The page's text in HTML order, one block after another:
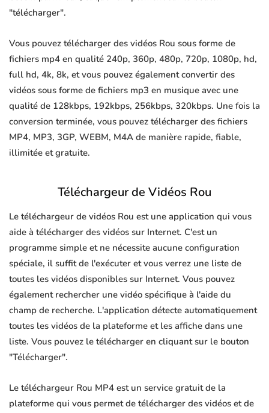
"télécharger".
Vous pouvez télécharger des vidéos Rou sous forme de
fichiers mp4 en qualité 240p, 360p, 480p, 720p, 1080p, hd,
full hd, 4k, 8k, et vous pouvez également convertir des
vidéos sous forme de fichiers mp3 en musique avec une
qualité de 128kbps, 192kbps, 256kbps, 320kbps. Une fois la
conversion terminée, vous pouvez télécharger des fichiers
MP4, MP3, 3GP, WEBM, M4A de manière rapide, fiable,
illimitée et gratuite.
Téléchargeur de Vidéos Rou
Le téléchargeur de vidéos Rou est une application qui vous
aide à télécharger des vidéos sur Internet. C'est un
programme simple et ne nécessite aucune configuration
spéciale, il suffit de l'exécuter et vous verrez une liste de
toutes les vidéos disponibles sur Internet. Vous pouvez
également rechercher une vidéo spécifique à l'aide du
champ de recherche. L'application détecte automatiquement
toutes les vidéos de la plateforme et les affiche dans une
liste. Vous pouvez le télécharger en cliquant sur le bouton
"Télécharger".
Le téléchargeur Rou MP4 est un service gratuit de la
plateforme qui vous permet de télécharger des vidéos et de